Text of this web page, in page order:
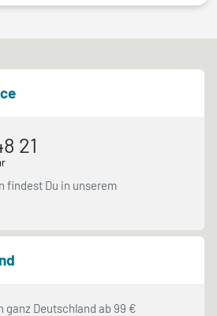
21
findest Du in unserem
ganz Deutschland ab 99 €